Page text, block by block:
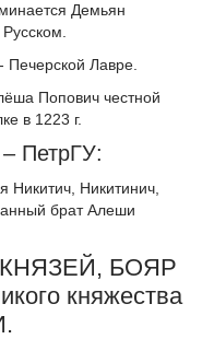
Демьян
Лавре.
Попович честной
в 1223 г.
ПетрГУ:
Никитинич,
брат Алеши
БОЯР
княжества